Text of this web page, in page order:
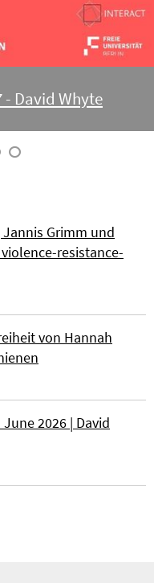
- David Whyte
Grimm und
resistance-
von Hannah
2026 | David